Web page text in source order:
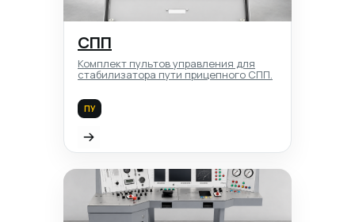
СПП
Комплект пультов управления для
стабилизатора пути прицепного СПП.
ПУ